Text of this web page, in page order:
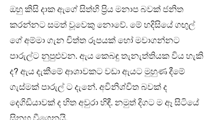
ඔහු කිසි දාක ඇගේ සිත්හි ප්‍රිය මනාප බවක් ජනිත
කරන්නට සමත් වූවෙකු නොවේ. මේ හදිසියේ ගඟුල්
ගේ අම්මා ගැන චිත්ත රූපයක් හෝ මවාගන්නට
පාරුල්ට නුපුළුවන. ඇය කෙබඳු තැනැත්තියක විය හැකි
ද? ඇය දැකීමේ ආශාවකට වඩා ඇයට මුහුණ දීමේ
ගැස්මක් පාරුල් ට දැනේ. අවිනිශ්චිත බවක් ද
දෙගිඩියාවක් ද හිත අවුරා හිඳී. නමුත් දිගට ම ඈ සිටියේ